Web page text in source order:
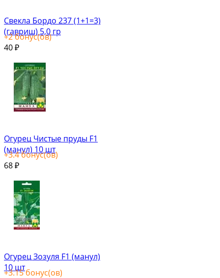
Свекла Бордо 237 (1+1=3)
(гавриш) 5,0 гр
+2бонус(ов)
40 ₽
Огурец Чистые пруды F1
(манул) 10 шт
+3.4бонус(ов)
68 ₽
Огурец Зозуля F1 (манул)
10 шт
+3.15 бонус(ов)